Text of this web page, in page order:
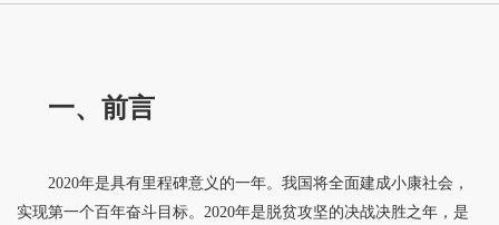
一、前言
2020年是具有里程碑意义的一年。我国将全面建成小康社会，
实现第一个百年奋斗目标。2020年是脱贫攻坚的决战决胜之年，是